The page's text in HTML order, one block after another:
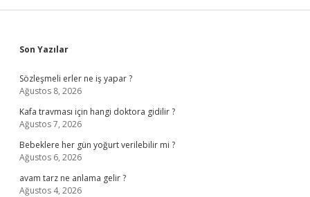
Sidebar
Son Yazılar
Sözleşmeli erler ne iş yapar ?
Ağustos 8, 2026
Kafa travması için hangi doktora gidilir ?
Ağustos 7, 2026
Bebeklere her gün yoğurt verilebilir mi ?
Ağustos 6, 2026
avam tarz ne anlama gelir ?
Ağustos 4, 2026